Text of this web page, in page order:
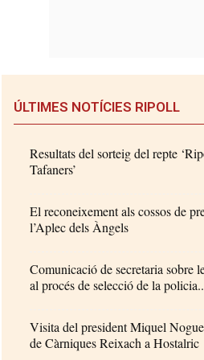
ÚLTIMES NOTÍCIES RIPOLL
Resultats del sorteig del repte
Tafaners’
El reconeixement als cossos de
l’Aplec dels Àngels
Comunicació de secretaria sobre
al procés de selecció de la
Visita del president Miquel
de Càrniques Reixach a Hostalric